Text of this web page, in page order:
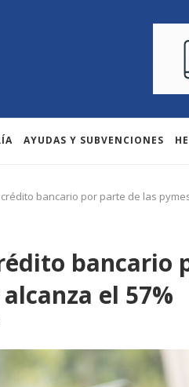
AYUDAS Y SUBVENCIONES
bancario por parte de las
bancario
el 57%